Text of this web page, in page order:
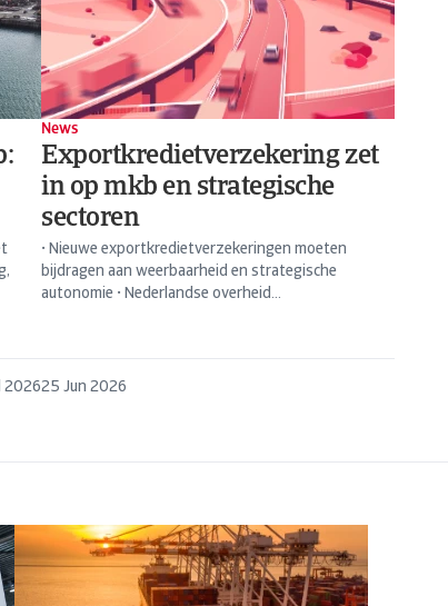
2026
News
Exportkredietverzekering zet
in op mkb en strategische
sectoren
• Nieuwe exportkredietverzekeringen moeten
bijdragen aan weerbaarheid en strategische
autonomie • Nederlandse overheid...
25 Jun 2026